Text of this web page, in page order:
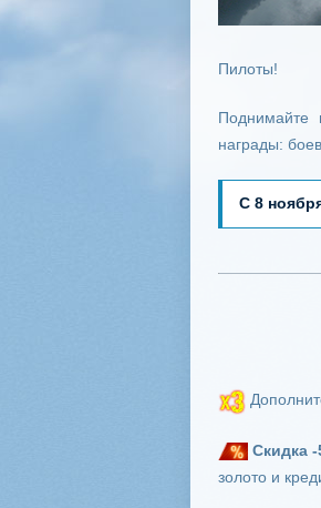
Пилоты!
Поднимайте
награды:
С 8
Скидка -
золото и